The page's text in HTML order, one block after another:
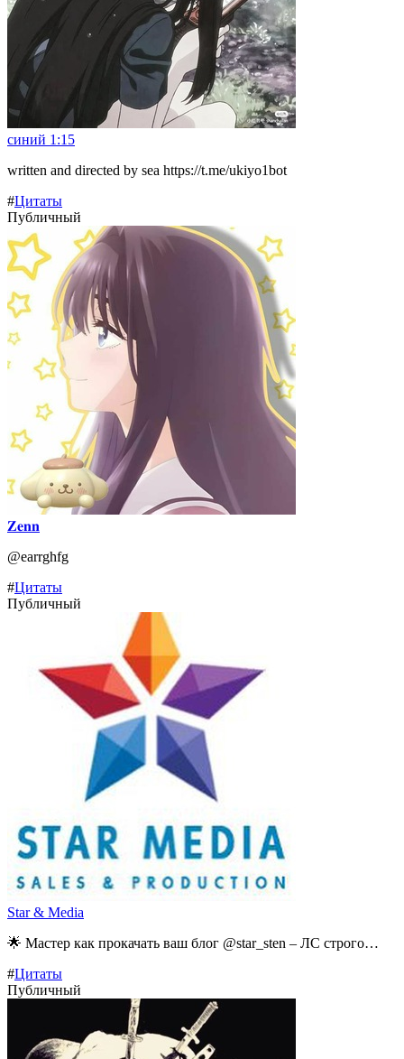
синий 1:15
written and directed by sea https://t.me/ukiyo1bot
#Цитаты
Публичный
𝐙𝐞𝐧𝐧
@earrghfg
#Цитаты
Публичный
Star & Media
🌟 Мастер как прокачать ваш блог @star_sten – ЛС строго…
#Цитаты
Публичный